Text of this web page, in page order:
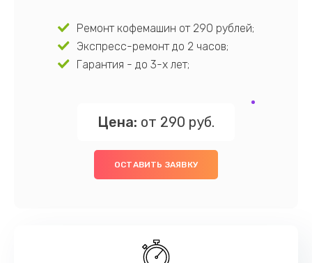
Ремонт кофемашин от 290 рублей;
Экспресс-ремонт до 2 часов;
Гарантия - до 3-х лет;
Цена: от 290 руб.
ОСТАВИТЬ ЗАЯВКУ